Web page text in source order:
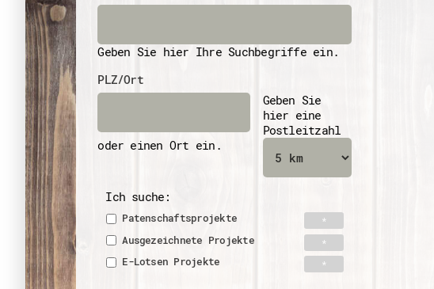
Geben Sie hier Ihre Suchbegriffe ein.
PLZ/Ort
Geben Sie
hier eine
Postleitzahl
oder einen Ort ein.
Ich suche:
Patenschaftsprojekte
Ausgezeichnete Projekte
E-Lotsen Projekte